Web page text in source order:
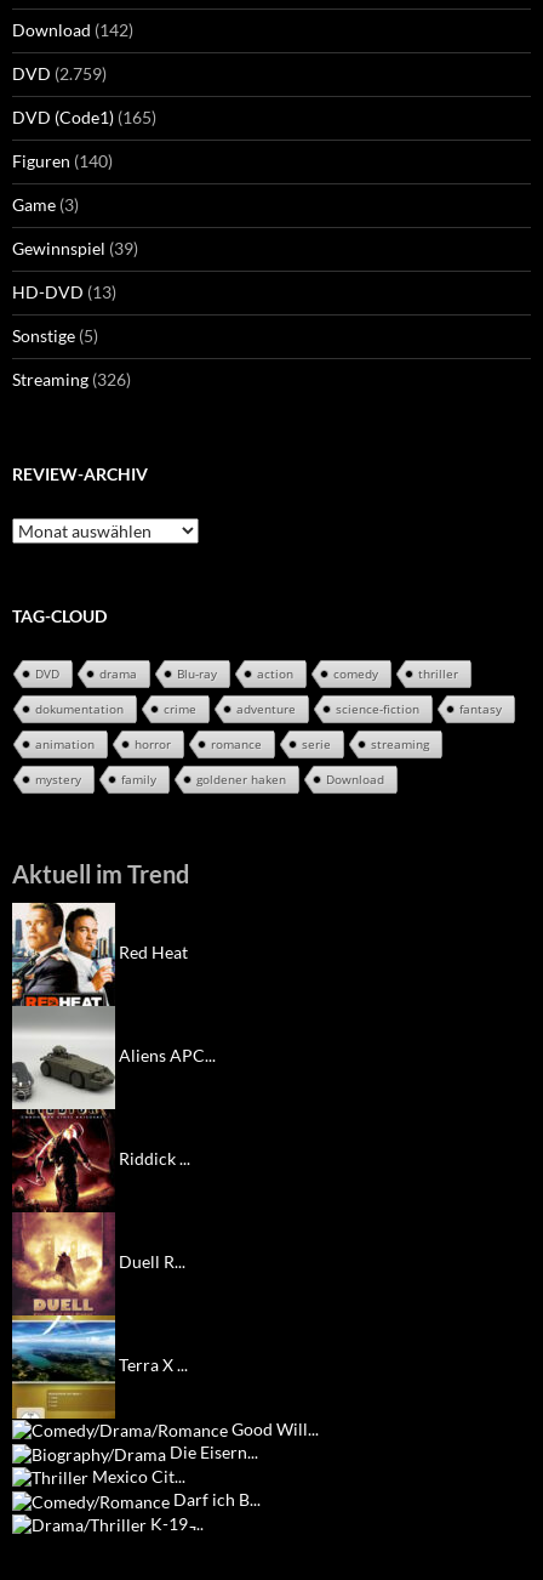
Download (142)
DVD (2.759)
DVD (Code1) (165)
Figuren (140)
Game (3)
Gewinnspiel (39)
HD-DVD (13)
Sonstige (5)
Streaming (326)
REVIEW-ARCHIV
Review-
Archiv
TAG-CLOUD
DVD drama Blu-ray action comedy thriller
dokumentation crime adventure science-fiction fantasy
animation horror romance serie streaming
mystery family goldener haken Download
Aktuell im Trend
Red Heat
Aliens APC...
Riddick ...
Duell R...
Terra X ...
Good Will...
Die Eisern...
Mexico Cit...
Darf ich B...
K-19 ̵...